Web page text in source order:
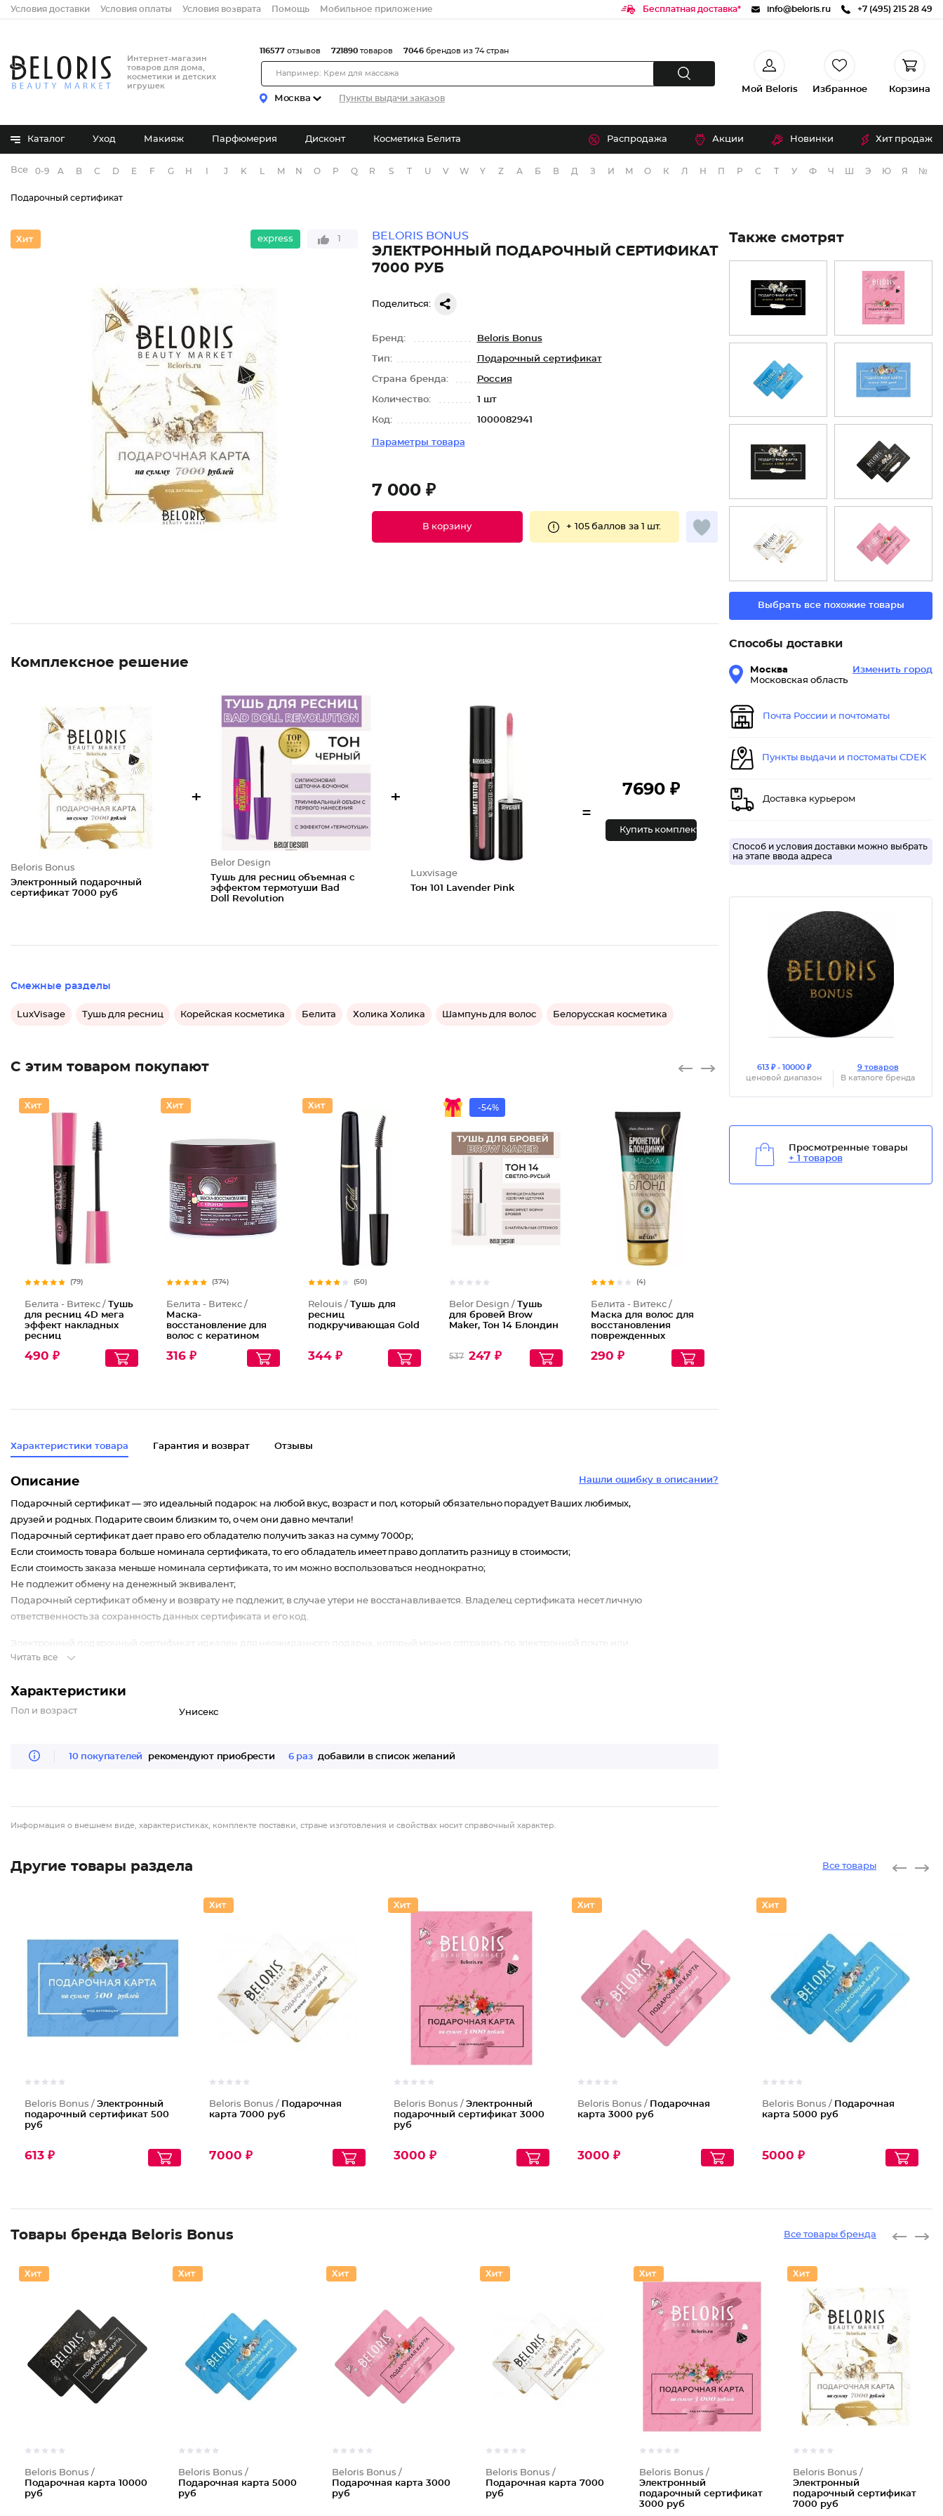
Условия доставки Условия оплаты Условия возврата Помощь Мобильное приложение Бесплатная доставка* info@beloris.ru +7 (495) 215 28 49
Интернет-магазин
товаров для дома,
косметики и детских
игрушек
Москва Пункты выдачи заказов
116577 отзывов 721890 товаров 7046 брендов из 74 стран
Мой Beloris Избранное Корзина
Каталог Уход Макияж Парфюмерия Дисконт Косметика Белита Распродажа Акции Новинки Хит продаж
Все бренды
0-9 A B C D E F G H J K M N O P Q R S T U V W Y Z А Б В Д З И М О К Л Н П Р С Т У Ф Ч Э Ю Я №
Подарочный сертификат
express 1 BELORIS BONUS
ЭЛЕКТРОННЫЙ ПОДАРОЧНЫЙ СЕРТИФИКАТ
7000 РУБ
Поделиться:
Бренд: Beloris Bonus
Тип: Подарочный сертификат
Страна бренда: Россия
Количество: 1 шт
Код: 1000082941
Параметры товара
7 000 ₽
В корзину + 105 баллов за 1 шт.
Комплексное решение
Beloris Bonus
Электронный подарочный
сертификат 7000 руб
+
Belor Design
Тушь для ресниц объемная с
эффектом термотуши Bad
Doll Revolution
+
Luxvisage
Тон 101 Lavender Pink
=
7690 ₽
Купить комплект
Смежные разделы
LuxVisage Тушь для ресниц Корейская косметика Белита Холика Холика Шампунь для волос Белорусская косметика
С этим товаром покупают
(79)
Белита - Витекс / Тушь
для ресниц 4D мега
эффект накладных
ресниц
490 ₽
(374)
Белита - Витекс /
Маска-
восстановление для
волос с кератином
316 ₽
(50)
Relouis / Тушь для
ресниц
подкручивающая Gold
344 ₽
-54%
Тушь дл
Belor Design /Тушь
для бровей Brow
Maker, Тон 14 Блондин
537 247 ₽
(4)
Белита - Витекс /
Маска для волос для
восстановления
поврежденных
Сияющий блонд
290 ₽
Характеристики товара Гарантия и возврат Отзывы
Нашли ошибку в описании?
Описание
Подарочный сертификат — это идеальный подарок: на любой вкус, возраст и пол, который обязательно порадует Ваших любимых,
друзей и родных. Подарите своим близким то, о чем они давно мечтали!
Подарочный сертификат дает право его обладателю получить заказ на сумму 7000р;
Если стоимость товара больше номинала сертификата, то его обладатель имеет право доплатить разницу в стоимости;
Если стоимость заказа меньше номинала сертификата, то им можно воспользоваться неоднократно;
Не подлежит обмену на денежный эквивалент;
Подарочный сертификат обмену и возврату не подлежит, в случае утери не восстанавливается. Владелец сертификата несет личную
ответственность за сохранность данных сертификата и его код.
Электронный подарочный сертификат идеален для неожиданного подарка, который можно отправить по электронной почте или
через социальную сеть Вконтакте.
Читать все
Характеристики
Пол и возраст Унисекс
10 покупателей рекомендуют приобрести 6 раз добавили в список желаний
Информация о внешнем виде, характеристиках, комплекте поставки, стране изготовления и свойствах носит справочный характер.
Также смотрят
Выбрать все похожие товары
Способы доставки
Москва
Московская область
Изменить город
Почта России и почтоматы
Пункты выдачи и постоматы CDEK
Доставка курьером
Способ и условия доставки можно выбрать
на этапе ввода адреса
613 ₽ - 10000 ₽
ценовой диапазон
9 товаров
В каталоге бренда
Просмотренные товары
+ 1 товаров
Другие товары раздела Все товары
Beloris Bonus / Электронный
подарочный сертификат 500
руб
613 ₽
Beloris Bonus / Подарочная
карта 7000 руб
7000 ₽
Beloris Bonus / Электронный
подарочный сертификат 3000
руб
3000 ₽
Beloris Bonus / Подарочная
карта 3000 руб
3000 ₽
Beloris Bonus / Подарочная
карта 5000 руб
5000 ₽
Товары бренда Beloris Bonus Все товары бренда
Beloris Bonus /
Подарочная карта 10000
руб
Beloris Bonus /
Подарочная карта 5000
руб
Beloris Bonus /
Подарочная карта 3000
руб
Beloris Bonus /
Подарочная карта 7000
руб
Beloris Bonus /
Электронный
подарочный сертификат
3000 руб
Beloris Bonus /
Электронный
подарочный сертификат
7000 руб